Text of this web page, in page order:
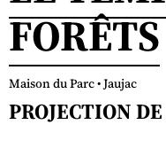
FORÊTS
Maison du Parc • Jaujac
PROJECTION